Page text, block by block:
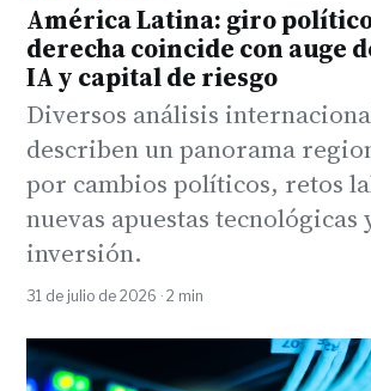
América Latina: giro
derecha coincide con auge
IA y capital de riesgo
Diversos análisis
describen un panorama
por cambios políticos, retos
nuevas apuestas tecnológicas
inversión.
31 de julio de 2026 · 2 min